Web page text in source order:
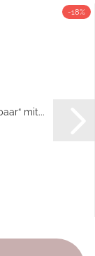
-18%
mit...